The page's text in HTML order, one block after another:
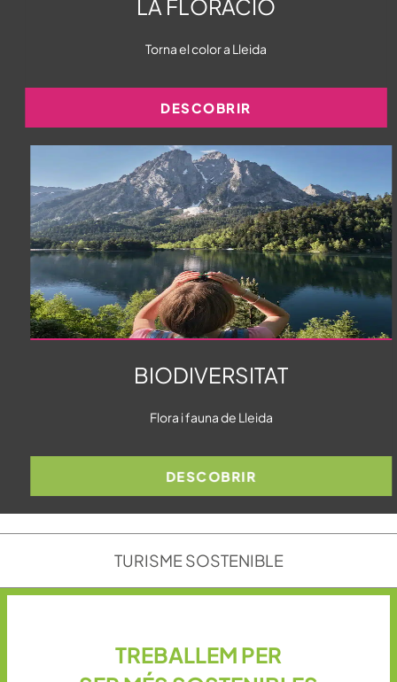
LA FLORACIÓ
Torna el color a Lleida
DESCOBRIR
BIODIVERSITAT
Flora i fauna de Lleida
DESCOBRIR
TURISME SOSTENIBLE
TREBALLEM PER